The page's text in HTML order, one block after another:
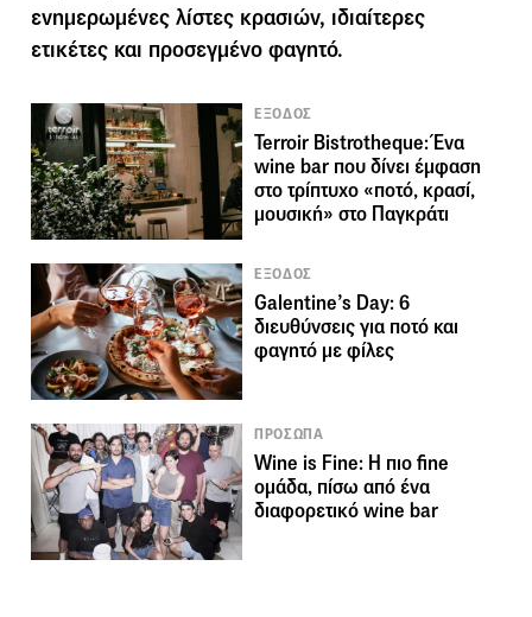
ενημερωμένες λίστες κρασιών, ιδιαίτερες
ετικέτες και προσεγμένο φαγητό.
ΕΞΟΔΟΣ
Terroir Bistrotheque: Ένα
wine bar που δίνει έμφαση
στο τρίπτυχο «ποτό, κρασί,
μουσική» στο Παγκράτι
ΕΞΟΔΟΣ
Galentine’s Day: 6
διευθύνσεις για ποτό και
φαγητό με φίλες
ΠΡΟΣΩΠΑ
Wine is Fine: Η πιο fine
ομάδα, πίσω από ένα
διαφορετικό wine bar